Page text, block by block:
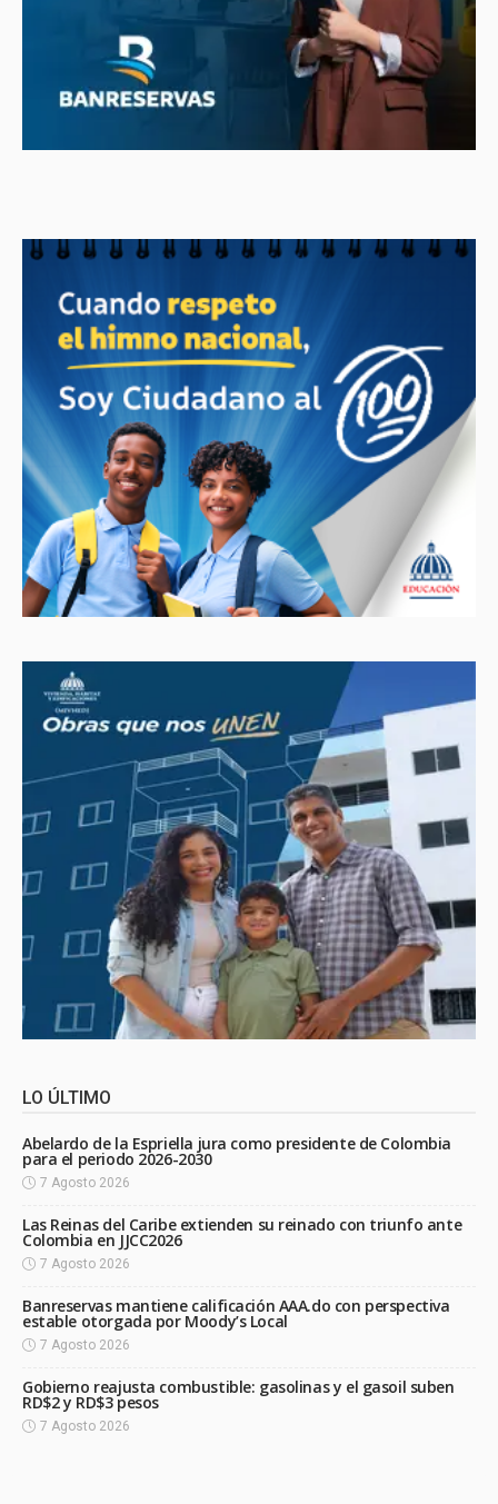
LO ÚLTIMO
Abelardo de la Espriella jura como presidente de Colombia
para el periodo 2026-2030
7 Agosto 2026
Las Reinas del Caribe extienden su reinado con triunfo ante
Colombia en JJCC2026
7 Agosto 2026
Banreservas mantiene calificación AAA.do con perspectiva
estable otorgada por Moody’s Local
7 Agosto 2026
Gobierno reajusta combustible: gasolinas y el gasoil suben
RD$2 y RD$3 pesos
7 Agosto 2026